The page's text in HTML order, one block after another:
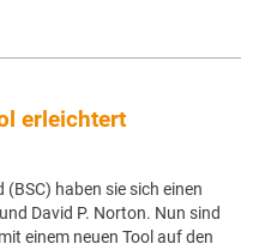
erleichtert
haben sie sich einen
David P. Norton. Nun sind
einem neuen Tool auf den